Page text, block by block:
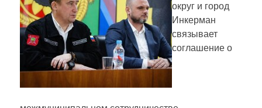
округ и город
Инкерман
связывает
соглашение о